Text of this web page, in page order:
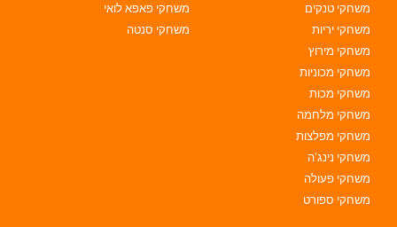
משחקי טנקים
משחקי יריות
משחקי מירוץ
משחקי מכוניות
משחקי מכות
משחקי מלחמה
משחקי מפלצות
משחקי נינג'ה
משחקי פעולה
משחקי ספורט
משחקי פאפא לואי
משחקי סנטה